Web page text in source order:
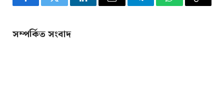
FacebookTwitter LinkedInEmail TelegramWhatsApp
Copy
সম্পর্কিত সংবাদ